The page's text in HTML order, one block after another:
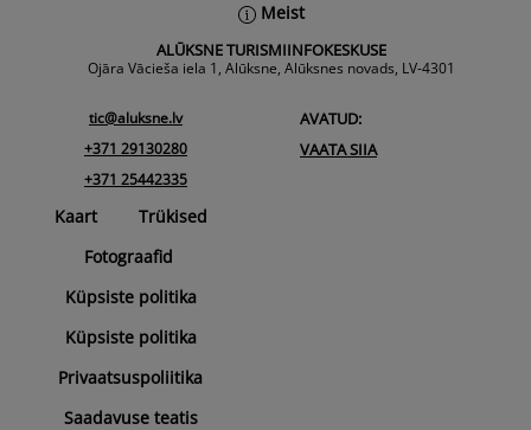
Meist
ALŪKSNE TURISMIINFOKESKUSE
Ojāra Vācieša iela 1, Alūksne, Alūksnes novads, LV-4301
tic@aluksne.lv
+371 29130280
+371 25442335
AVATUD:
VAATA SIIA
Kaart
Trükised
Fotograafid
Küpsiste politika
Küpsiste politika
Privaatsuspoliitika
Saadavuse teatis